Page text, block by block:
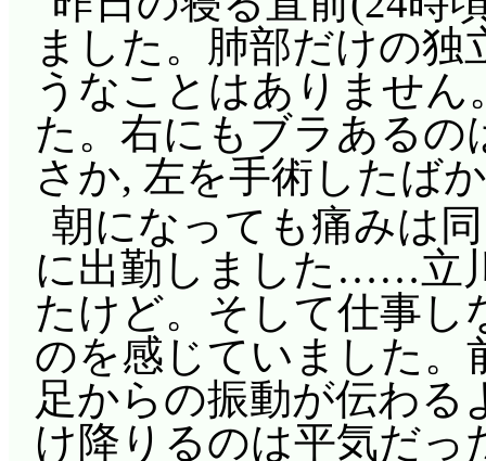
かえでの家族全員(か
るな&なるが揃ってい
ラがデジガメと(^^;;;
デジガメがいるとな
れでなくても暴走幼
内で大騒ぎ。「出て
題を起こしていた霞
かこの場ではカスミ
るるな&なるは放免。
普通そうそう客を退
たかったよう。それ
に。ステルヴィアの
しーぽんと光太(妬),
ボパフェの大とヤケ
身キャラッツ, と思い
にちょっかいかけて
れに加えて何か抱え
らずしーぽんのサポ
先に気付いてやれな
ファッションでアリ
うのも想像が……つか
レイラに向かって,
今回はカロスをおと
いるのか……ユーリが
無視する宣言をした
るユーリ。初めて表
らレイラがずれたっ
前回は素晴らしい演
ラと一緒での演技は
やアンナとは, 魔法使
ました。肺部だけの
うなことはありませ
た。右にもブラある
さか, 左を手術したば
朝になっても痛みは
に出勤しました……立
たけど。そして仕事し
のを感じていました。
足からの振動が伝わ
け降りるのは平気だっ